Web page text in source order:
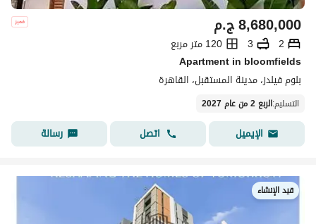
ج.م8,680,000
2
3
120 متر مربع
Apartment in bloomfields
بلوم فيلدز، مدينة المستقبل، القاهرة
التسليم:الربع 2 من عام 2027
الإيميل اتصل رسالة
قيد الإنشاء